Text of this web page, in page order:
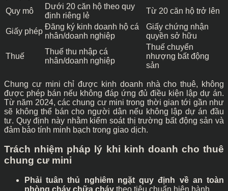
Quy mô
Dưới 20 căn hộ theo quy
định riêng lẻ
Từ 20 căn hộ trở lên
Giấy phép
Đăng ký kinh doanh hộ cá
nhân/doanh nghiệp
Giấy chứng nhận
quyền sở hữu
Thuế
Thuế thu nhập cá
nhân/doanh nghiệp
Thuế chuyển
nhượng bất động
sản
Chung cư mini chỉ được kinh doanh nhà cho thuê, không
được phép bán nếu không đáp ứng đủ điều kiện lập dự án.
Từ năm 2024, các chung cư mini trong thời gian tới gần như
sẽ không thể bán cho người dân nếu không lập dự án đầu
tư. Quy định này nhằm kiểm soát thị trường bất động sản và
đảm bảo tính minh bạch trong giao dịch.
Trách nhiệm pháp lý khi kinh doanh cho thuê
chung cư mini
Phải tuân thủ nghiêm ngặt quy định về an toàn
phòng cháy chữa cháy theo tiêu chuẩn hiện hành